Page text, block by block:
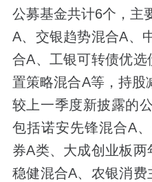
公募基金共计6个，主
A、交银趋势混合A、
合A、工银可转债优
置策略混合A等，持股
较上一季度新披露的
包括诺安先锋混合A
券A类、大成创业板两
稳健混合A、农银消